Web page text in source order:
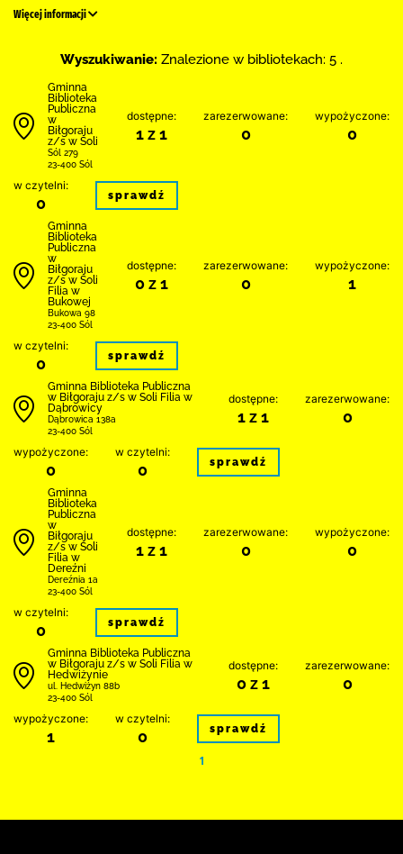
Więcej informacji
Wyszukiwanie: Znalezione w bibliotekach: 5 .
Gminna
Biblioteka
Publiczna
w
Biłgoraju
z/s w Soli
Sól 279
23-400 Sól
dostępne:
1 z 1
zarezerwowane:
0
wypożyczone:
0
w czytelni:
0 sprawdź
Gminna
Biblioteka
Publiczna
w
Biłgoraju
z/s w Soli
Filia w
Bukowej
Bukowa 98
23-400 Sól
dostępne:
0 z 1
zarezerwowane:
0
wypożyczone:
1
w czytelni:
0 sprawdź
Gminna Biblioteka Publiczna
w Biłgoraju z/s w Soli Filia w
Dąbrowicy
Dąbrowica 138a
23-400 Sól
dostępne:
1 z 1
zarezerwowane:
0
wypożyczone:
0
w czytelni:
0 sprawdź
Gminna
Biblioteka
Publiczna
w
Biłgoraju
z/s w Soli
Filia w
Dereźni
Dereźnia 1a
23-400 Sól
dostępne:
1 z 1
zarezerwowane:
0
wypożyczone:
0
w czytelni:
0 sprawdź
Gminna Biblioteka Publiczna
w Biłgoraju z/s w Soli Filia w
Hedwiżynie
ul. Hedwiżyn 88b
23-400 Sól
dostępne:
0 z 1
zarezerwowane:
0
wypożyczone:
1
w czytelni:
0 sprawdź
1